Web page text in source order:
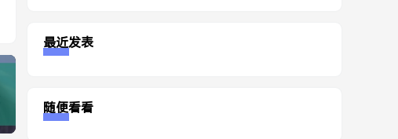
最近发表
随便看看